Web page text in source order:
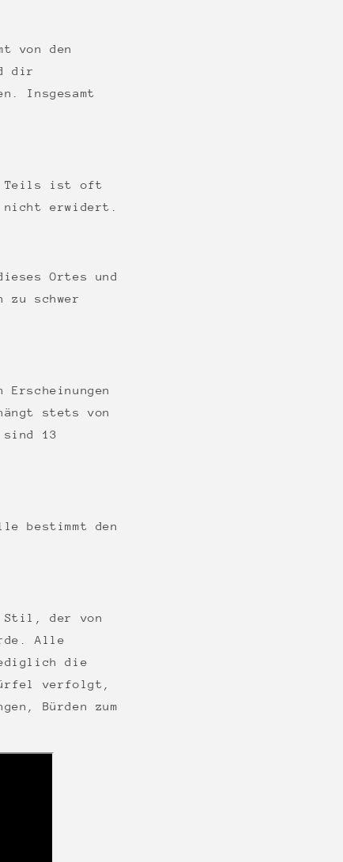
von den
dir
Insgesamt
Teils ist oft
nicht erwidert.
Ortes und
schwer
stets von
13
bestimmt den
Stil, der von
Alle
die
verfolgt,
Bürden zum